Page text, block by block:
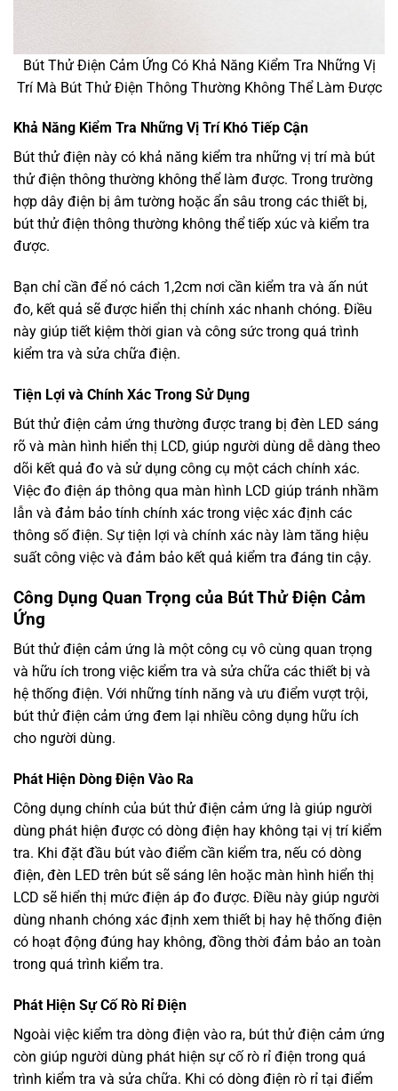
Bút Thử Điện Cảm Ứng Có Khả Năng Kiểm Tra Những Vị
Trí Mà Bút Thử Điện Thông Thường Không Thể Làm Được
Khả Năng Kiểm Tra Những Vị Trí Khó Tiếp Cận
Bút thử điện này có khả năng kiểm tra những vị trí mà bút
thử điện thông thường không thể làm được. Trong trường
hợp dây điện bị âm tường hoặc ẩn sâu trong các thiết bị,
bút thử điện thông thường không thể tiếp xúc và kiểm tra
được.
Bạn chỉ cần để nó cách 1,2cm nơi cần kiểm tra và ấn nút
đo, kết quả sẽ được hiển thị chính xác nhanh chóng. Điều
này giúp tiết kiệm thời gian và công sức trong quá trình
kiểm tra và sửa chữa điện.
Tiện Lợi và Chính Xác Trong Sử Dụng
Bút thử điện cảm ứng thường được trang bị đèn LED sáng
rõ và màn hình hiển thị LCD, giúp người dùng dễ dàng theo
dõi kết quả đo và sử dụng công cụ một cách chính xác.
Việc đo điện áp thông qua màn hình LCD giúp tránh nhầm
lẫn và đảm bảo tính chính xác trong việc xác định các
thông số điện. Sự tiện lợi và chính xác này làm tăng hiệu
suất công việc và đảm bảo kết quả kiểm tra đáng tin cậy.
Công Dụng Quan Trọng của Bút Thử Điện Cảm
Ứng
Bút thử điện cảm ứng là một công cụ vô cùng quan trọng
và hữu ích trong việc kiểm tra và sửa chữa các thiết bị và
hệ thống điện. Với những tính năng và ưu điểm vượt trội,
bút thử điện cảm ứng đem lại nhiều công dụng hữu ích
cho người dùng.
Phát Hiện Dòng Điện Vào Ra
Công dụng chính của bút thử điện cảm ứng là giúp người
dùng phát hiện được có dòng điện hay không tại vị trí kiểm
tra. Khi đặt đầu bút vào điểm cần kiểm tra, nếu có dòng
điện, đèn LED trên bút sẽ sáng lên hoặc màn hình hiển thị
LCD sẽ hiển thị mức điện áp đo được. Điều này giúp người
dùng nhanh chóng xác định xem thiết bị hay hệ thống điện
có hoạt động đúng hay không, đồng thời đảm bảo an toàn
trong quá trình kiểm tra.
Phát Hiện Sự Cố Rò Rỉ Điện
Ngoài việc kiểm tra dòng điện vào ra, bút thử điện cảm ứng
còn giúp người dùng phát hiện sự cố rò rỉ điện trong quá
trình kiểm tra và sửa chữa. Khi có dòng điện rò rỉ tại điểm